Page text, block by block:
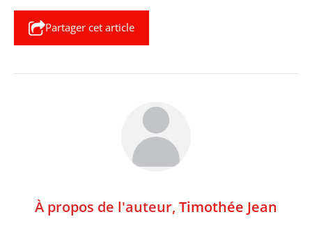
Partager cet article
À propos de l'auteur, Timothée Jean